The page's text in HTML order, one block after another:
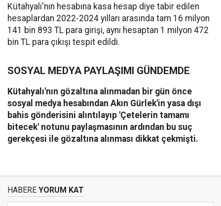
Kütahyalı'nın hesabına kasa hesap diye tabir edilen
hesaplardan 2022-2024 yılları arasında tam 16 milyon
141 bin 893 TL para girişi, aynı hesaptan 1 milyon 472
bin TL para çıkışı tespit edildi.
SOSYAL MEDYA PAYLAŞIMI GÜNDEMDE
Kütahyalı'nın gözaltına alınmadan bir gün önce
sosyal medya hesabından Akın Gürlek'in yasa dışı
bahis gönderisini alıntılayıp 'Çetelerin tamamı
bitecek' notunu paylaşmasının ardından bu suç
gerekçesi ile gözaltına alınması dikkat çekmişti.
HABERE YORUM KAT